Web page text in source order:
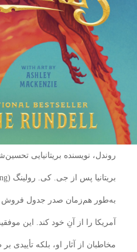
روندل، نویسنده بریتانیایی
به‌طور هم‌زمان صدر جدول فروش
آمریکا را از آنِ خود کند. این موفقیت
مخاطبان از آثار او، بلکه تأییدی بر